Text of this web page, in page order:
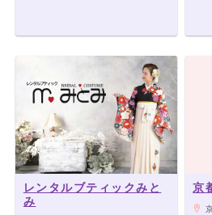
レンタルブティックみと
み
京
京都